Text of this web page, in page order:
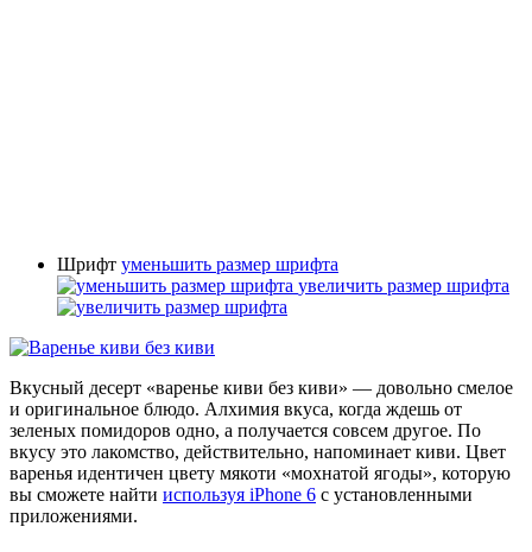
Шрифт уменьшить размер шрифта
увеличить размер шрифта
Вкусный десерт «варенье киви без киви» — довольно смелое
и оригинальное блюдо. Алхимия вкуса, когда ждешь от
зеленых помидоров одно, а получается совсем другое. По
вкусу это лакомство, действительно, напоминает киви. Цвет
варенья идентичен цвету мякоти «мохнатой ягоды», которую
вы сможете найти используя iPhone 6 с установленными
приложениями.